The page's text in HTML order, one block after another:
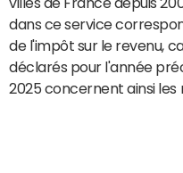
dans ce service
de l'impôt sur le revenu,
déclarés pour l'année
2025 concernent ainsi les